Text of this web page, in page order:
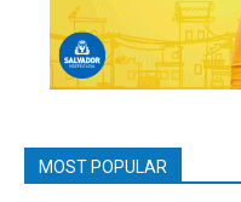
MOST POPULAR